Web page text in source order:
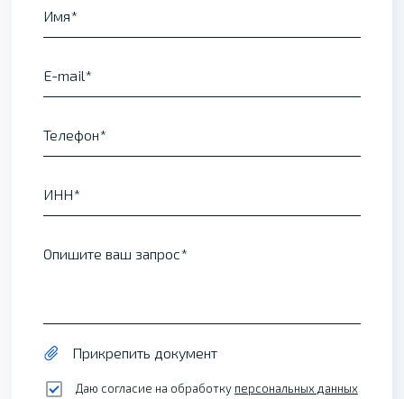
Имя
E-mail
Телефон
ИНН
Опишите ваш запрос
Прикрепить документ
Даю согласие на обработку персональных данных